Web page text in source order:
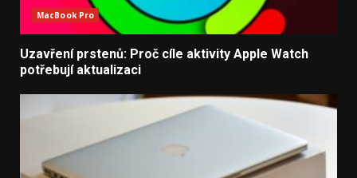
MacBook Pro
Uzavření prstenů: Proč cíle aktivity Apple Watch
potřebují aktualizaci